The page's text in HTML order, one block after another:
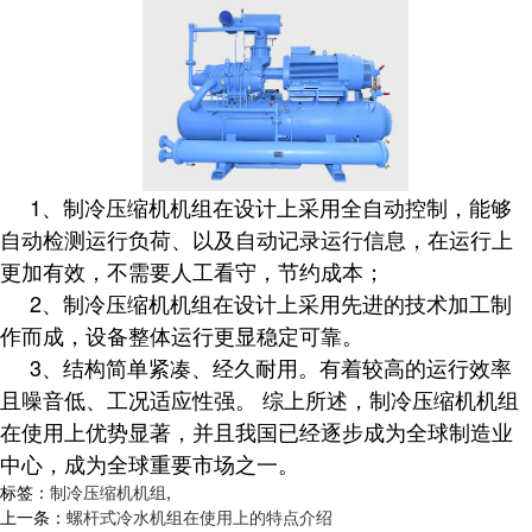
1、制冷压缩机机组在设计上采用全自动控制，能够
自动检测运行负荷、以及自动记录运行信息，在运行上
更加有效，不需要人工看守，节约成本；
2、制冷压缩机机组在设计上采用先进的技术加工制
作而成，设备整体运行更显稳定可靠。
3、结构简单紧凑、经久耐用。有着较高的运行效率
且噪音低、工况适应性强。 综上所述，制冷压缩机机组
在使用上优势显著，并且我国已经逐步成为全球制造业
中心，成为全球重要市场之一。
标签： 制冷压缩机机组,
上一条： 螺杆式冷水机组在使用上的特点介绍